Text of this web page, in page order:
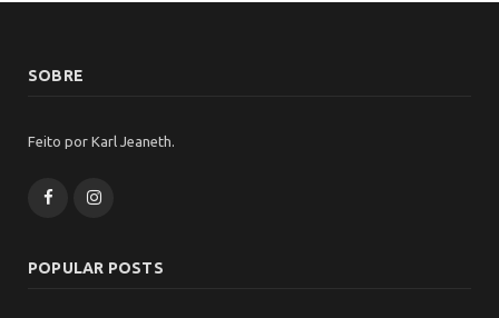
SOBRE
Feito por Karl Jeaneth.
FacebookInstagram
POPULAR POSTS